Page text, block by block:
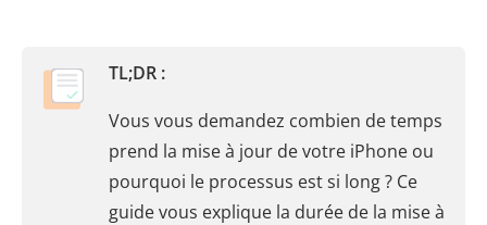
TL;DR :
Vous vous demandez combien de temps
prend la mise à jour de votre iPhone ou
pourquoi le processus est si long ? Ce
guide vous explique la durée de la mise à